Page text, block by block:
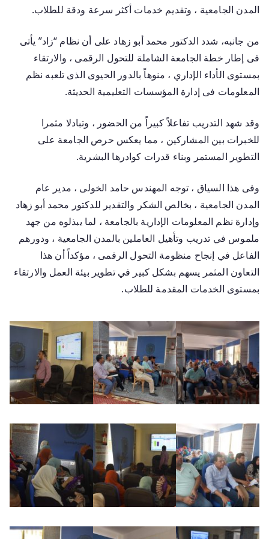
المدن الجامعية ، وتقديم خدمات أكثر سرعة ودقة للطلاب.
من جانبه، شدد الدكتور محمد أبو زهاد على أن نظام “زاد” يأتى
فى إطار خطة الجامعة الشاملة للتحول الرقمى ، والارتقاء
بمستوى الأداء الإداري ، منوهاً بالدور الحيوى الذى تلعبه نظم
المعلومات فى إدارة المؤسسات التعليمية الحديثة.
وقد شهد التدريب تفاعلاً كبيراً من الحضور ، وتبادلا مثمرا
للخبرات بين المشاركين ، مما يعكس حرص الجامعة على
التطوير المستمر وبناء قدرات كوادرها البشرية.
وفى هذا السياق ، توجه المهندس حامد الخولى ، مدير عام
المدن الجامعية ، بخالص الشكر والتقدير للدكتور محمد أبو زهاد
وإدارة نظم المعلومات الإدارية بالجامعة ، لما يبذلوه من جهد
ملموس في تدريب وتأهيل العاملين بالمدن الجامعية ، ودورهم
الفاعل في إنجاح منظومة التحول الرقمى ، مؤكداً أن هذا
التعاون المثمر يسهم بشكل كبير في تطوير بيئة العمل والارتقاء
بمستوى الخدمات المقدمة للطلاب.